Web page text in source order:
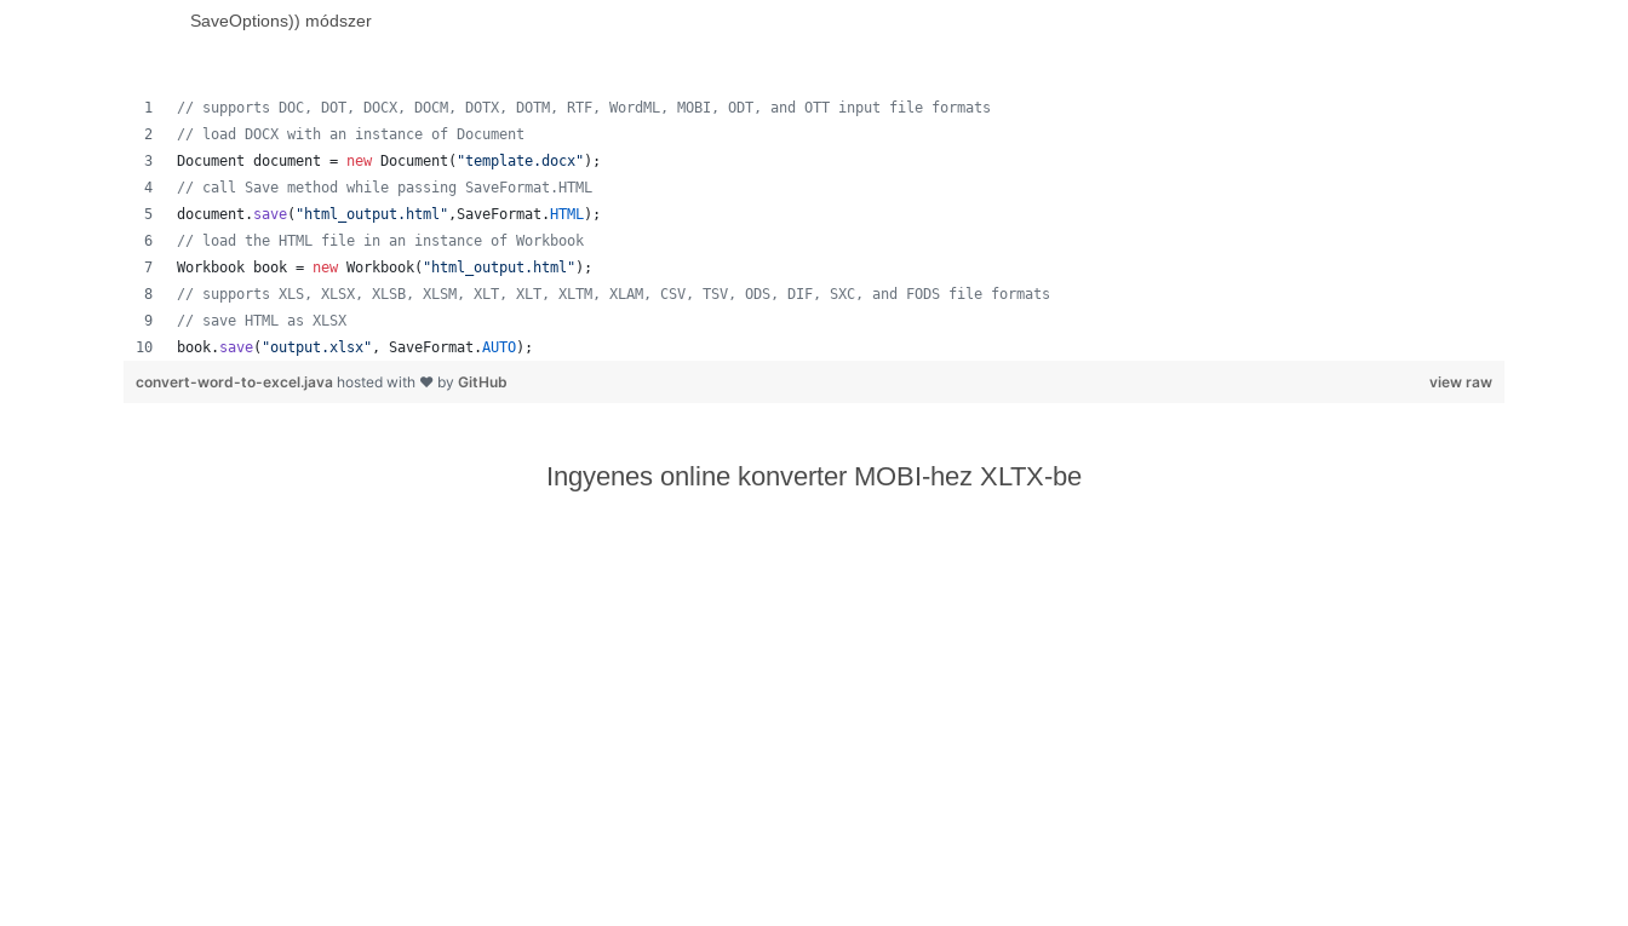
SaveOptions)) módszer
// supports DOC, DOT, DOCX, DOCM, DOTX, DOTM, RTF, WordML, MOBI, ODT, and OTT input file formats
// load DOCX with an instance of Document
Document document = new Document ( "template.docx" );
// call Save method while passing SaveFormat.HTML
document . save( "html_output.html" ,SaveFormat . HTML);
// load the HTML file in an instance of Workbook
Workbook
book = new Workbook( "html_output.html" );
// supports XLS, XLSX, XLSB, XLSM, XLT, XLT, XLTM, XLAM, CSV, TSV, ODS, DIF, SXC, and FODS file formats
// save HTML as XLSX
book. save( "output.xlsx" , SaveFormat .AUTO);
view raw
convert-word-to-excel.java hosted with ❤ by GitHub
Ingyenes online konverter MOBI-hez XLTX-be